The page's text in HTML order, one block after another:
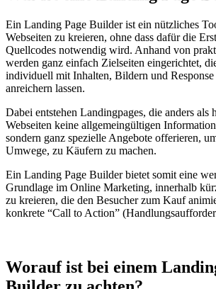
Ein Landing Page Builder ist ein nützliches
Webseiten zu kreieren, ohne dass dafür die
Quellcodes notwendig wird. Anhand von
werden ganz einfach Zielseiten eingerichtet,
individuell mit Inhalten, Bildern und Response
anreichern lassen.
Dabei entstehen Landingpages, die anders als
Webseiten keine allgemeingültigen
sondern ganz spezielle Angebote offerieren,
Umwege, zu Käufern zu machen.
Ein Landing Page Builder bietet somit eine
Grundlage im Online Marketing, innerhalb
zu kreieren, die den Besucher zum Kauf
konkrete “Call to Action”
Worauf ist bei einem